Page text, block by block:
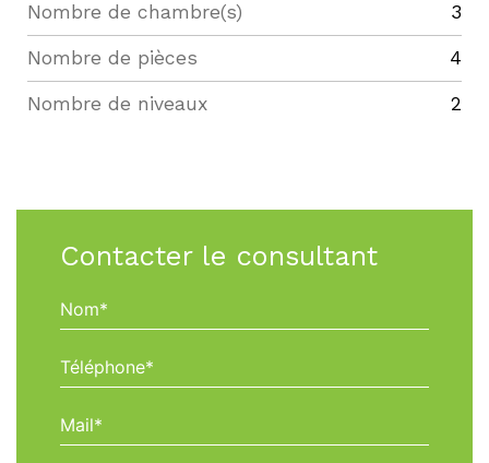
Nombre de chambre(s) 3
Nombre de pièces 4
Nombre de niveaux 2
Contacter le consultant
Nom*
Téléphone*
Mail*